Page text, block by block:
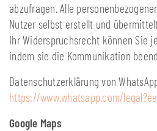
abzufragen. Alle
Nutzer selbst erstellt und
Ihr Widerspruchsrecht können Sie
indem sie die Kommunikation
Datenschutzerklärung von
https://www.whatsapp.com/
Google Maps